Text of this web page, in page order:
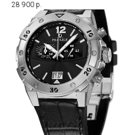
28 900 р.